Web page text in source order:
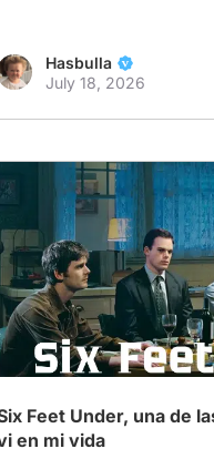
Hasbulla
July 18, 2026
Feet Under, una de
en mi vida